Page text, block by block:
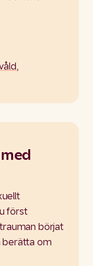
,
först
börjat
berätta om